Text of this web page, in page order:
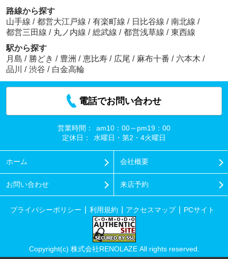
路線から探す
山手線 / 都営大江戸線 / 有楽町線 / 日比谷線 / 南北線 /
都営三田線 / 丸ノ内線 / 総武線 / 都営浅草線 / 東西線
駅から探す
月島 / 勝どき / 豊洲 / 恵比寿 / 広尾 / 麻布十番 / 六本木 /
品川
/ 渋谷 / 白金高輪
電話でお問い合わせ
営業時間：
am10：00～pm19：00
定休日：
水曜日・第2・4火曜日
ホーム 会社概要
お問い合わせ 来店予約
プライバシーポリシー 利用規約 アクセスマップ PCサイト
Copyright(c) 株式会社RENOLAZE All rights reserved.